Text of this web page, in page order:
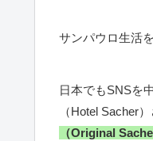
サンパウロ生活
日本でもSNSを
（Hotel Sacher
（Original